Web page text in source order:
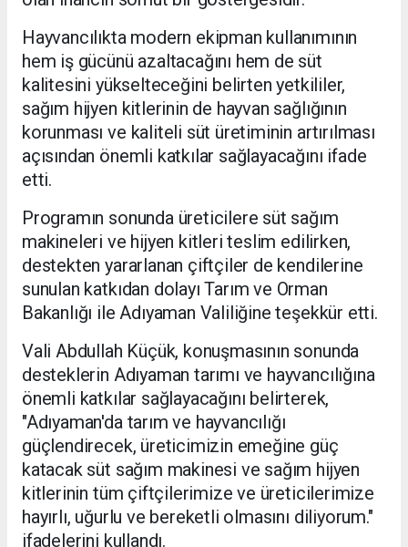
Hayvancılıkta modern ekipman kullanımının
hem iş gücünü azaltacağını hem de süt
kalitesini yükselteceğini belirten yetkililer,
sağım hijyen kitlerinin de hayvan sağlığının
korunması ve kaliteli süt üretiminin artırılması
açısından önemli katkılar sağlayacağını ifade
etti.
Programın sonunda üreticilere süt sağım
makineleri ve hijyen kitleri teslim edilirken,
destekten yararlanan çiftçiler de kendilerine
sunulan katkıdan dolayı Tarım ve Orman
Bakanlığı ile Adıyaman Valiliğine teşekkür etti.
Vali Abdullah Küçük, konuşmasının sonunda
desteklerin Adıyaman tarımı ve hayvancılığına
önemli katkılar sağlayacağını belirterek,
"Adıyaman'da tarım ve hayvancılığı
güçlendirecek, üreticimizin emeğine güç
katacak süt sağım makinesi ve sağım hijyen
kitlerinin tüm çiftçilerimize ve üreticilerimize
hayırlı, uğurlu ve bereketli olmasını diliyorum."
ifadelerini kullandı.